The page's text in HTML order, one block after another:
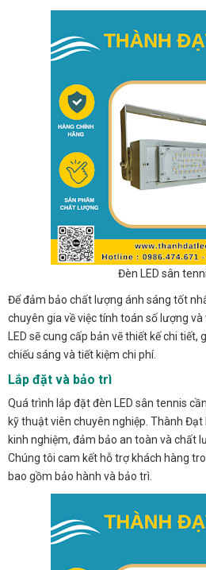
Đèn LED sân
Để đảm bảo chất lượng ánh sáng tốt
chuyên gia về việc tính toán số lượng
LED sẽ cung cấp bản vẽ thiết kế chi
chiếu sáng và tiết kiệm chi phí.
Lắp đặt và bảo trì
Quá trình lắp đặt đèn LED sân tennis
kỹ thuật viên chuyên nghiệp. Thành Đạt
kinh nghiệm, đảm bảo an toàn và chất
Chúng tôi cam kết hỗ trợ khách hàng
bao gồm bảo hành và bảo trì.